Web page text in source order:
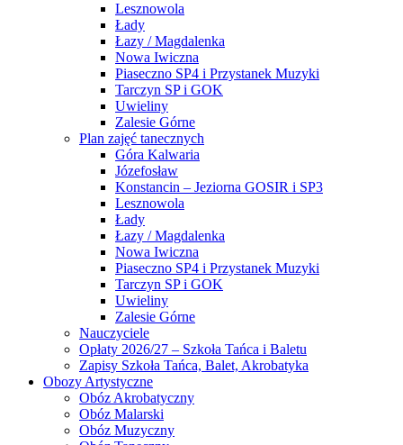
Lesznowola
Łady
Łazy / Magdalenka
Nowa Iwiczna
Piaseczno SP4 i Przystanek Muzyki
Tarczyn SP i GOK
Uwieliny
Zalesie Górne
Plan zajęć tanecznych
Góra Kalwaria
Józefosław
Konstancin – Jeziorna GOSIR i SP3
Lesznowola
Łady
Łazy / Magdalenka
Nowa Iwiczna
Piaseczno SP4 i Przystanek Muzyki
Tarczyn SP i GOK
Uwieliny
Zalesie Górne
Nauczyciele
Opłaty 2026/27 – Szkoła Tańca i Baletu
Zapisy Szkoła Tańca, Balet, Akrobatyka
Obozy Artystyczne
Obóz Akrobatyczny
Obóz Malarski
Obóz Muzyczny